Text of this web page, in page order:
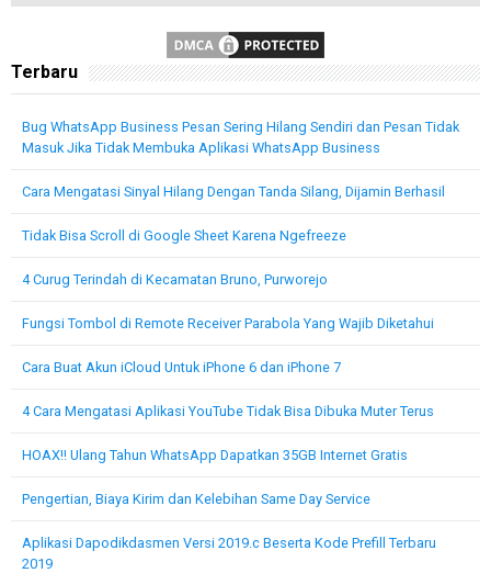
Terbaru
Bug WhatsApp Business Pesan Sering Hilang Sendiri dan Pesan Tidak
Masuk Jika Tidak Membuka Aplikasi WhatsApp Business
Cara Mengatasi Sinyal Hilang Dengan Tanda Silang, Dijamin Berhasil
Tidak Bisa Scroll di Google Sheet Karena Ngefreeze
4 Curug Terindah di Kecamatan Bruno, Purworejo
Fungsi Tombol di Remote Receiver Parabola Yang Wajib Diketahui
Cara Buat Akun iCloud Untuk iPhone 6 dan iPhone 7
4 Cara Mengatasi Aplikasi YouTube Tidak Bisa Dibuka Muter Terus
HOAX!! Ulang Tahun WhatsApp Dapatkan 35GB Internet Gratis
Pengertian, Biaya Kirim dan Kelebihan Same Day Service
Aplikasi Dapodikdasmen Versi 2019.c Beserta Kode Prefill Terbaru
2019